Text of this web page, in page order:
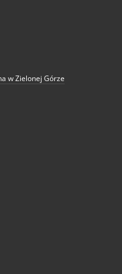
w Zielonej Górze